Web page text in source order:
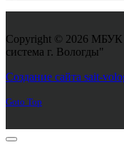
Copyright © 2026 МБУК
система г. Вологды"
Создание сайта sait-
Goto Top